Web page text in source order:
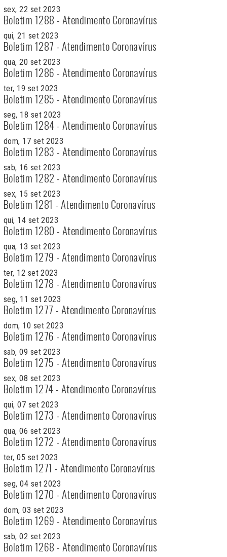
sex, 22 set 2023
Boletim 1288 - Atendimento Coronavírus
qui, 21 set 2023
Boletim 1287 - Atendimento Coronavírus
qua, 20 set 2023
Boletim 1286 - Atendimento Coronavírus
ter, 19 set 2023
Boletim 1285 - Atendimento Coronavírus
seg, 18 set 2023
Boletim 1284 - Atendimento Coronavírus
dom, 17 set 2023
Boletim 1283 - Atendimento Coronavírus
sab, 16 set 2023
Boletim 1282 - Atendimento Coronavírus
sex, 15 set 2023
Boletim 1281 - Atendimento Coronavírus
qui, 14 set 2023
Boletim 1280 - Atendimento Coronavírus
qua, 13 set 2023
Boletim 1279 - Atendimento Coronavírus
ter, 12 set 2023
Boletim 1278 - Atendimento Coronavírus
seg, 11 set 2023
Boletim 1277 - Atendimento Coronavírus
dom, 10 set 2023
Boletim 1276 - Atendimento Coronavírus
sab, 09 set 2023
Boletim 1275 - Atendimento Coronavírus
sex, 08 set 2023
Boletim 1274 - Atendimento Coronavírus
qui, 07 set 2023
Boletim 1273 - Atendimento Coronavírus
qua, 06 set 2023
Boletim 1272 - Atendimento Coronavírus
ter, 05 set 2023
Boletim 1271 - Atendimento Coronavírus
seg, 04 set 2023
Boletim 1270 - Atendimento Coronavírus
dom, 03 set 2023
Boletim 1269 - Atendimento Coronavírus
sab, 02 set 2023
Boletim 1268 - Atendimento Coronavírus